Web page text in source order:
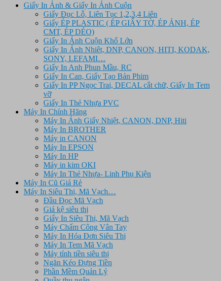
Giấy In Ảnh & Giấy In Ảnh Cuộn
Giấy Đục Lỗ, Liên Tục 1,2,3,4 Liên
Giấy ÉP PLASTIC ( ÉP GIẤY TỜ, ÉP ẢNH, ÉP
CMT, ÉP DẺO)
Giấy In Ảnh Cuộn Khổ Lớn
Giấy In Ảnh Nhiêt, DNP, CANON, HITI, KODAK,
SONY, LEFAMI…
Giấy In Anh Phun Mầu, RC
Giấy In Can, Giấy Tạo Bản Phim
Giấy In PP Ngọc Trai, DECAL cắt chữ, Giấy In Tem
vỡ
Giấy In Thẻ Nhựa PVC
Máy In Chính Hãng
Máy In Ảnh Giấy Nhiệt, CANON, DNP, Hiti
Máy In BROTHER
Máy in CANON
Máy In EPSON
Máy In HP
Máy in kim OKI
Máy In Thẻ Nhựa- Linh Phụ Kiện
Máy In Cũ Giá Rẻ
Máy In Siêu Thị, Mã Vạch…
Đầu Đọc Mã Vạch
Giá kệ siêu thị
Giấy In Siêu Thị, Mã Vạch
Máy Chấm Công Vân Tay
Máy In Hóa Đơn Siêu Thị
Máy In Tem Mã Vạch
Máy tính tiền siêu thị
Ngăn Kéo Đựng Tiền
Phần Mềm Quản Lý